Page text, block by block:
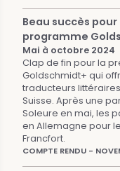
Beau succès
programme
Mai à octobre 2024
Clap de fin pour la
Goldschmidt+ qui
traducteurs
Suisse. Après une
Soleure en mai, les
en Allemagne pour
Francfort.
COMPTE RENDU -